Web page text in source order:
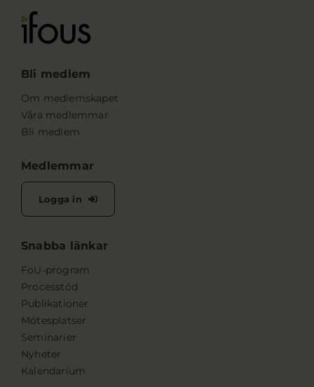
Bli medlem
Om medlemskapet
Våra medlemmar
Bli medlem
Medlemmar
Logga in
Snabba länkar
FoU-program
Processtöd
Publikationer
Mötesplatser
Seminarier
Nyheter
Kalendarium